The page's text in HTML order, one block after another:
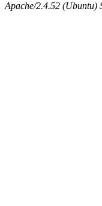
Apache/2.4.52 (Ubuntu)